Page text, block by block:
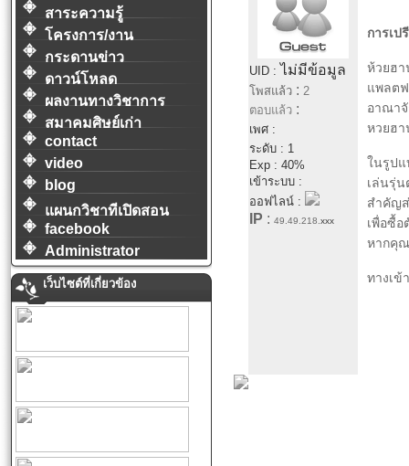
สาระความรู้
โครงการ/งาน
กระดานข่าว
ดาวน์โหลด
ผลงานทางวิชาการ
สมาคมศิษย์เก่า
contact
video
blog
แผนกวิชาทีเปิดสอน
facebook
Administrator
เว็บไซต์ที่เกี่ยวข้อง
UID : ไม่มีข้อมูล
โพสแล้ว : 2
ตอบแล้ว :
เพศ :
ระดับ : 1
Exp : 40%
เข้าระบบ :
ออฟไลน์ :
IP : 49.49.218. xxx
การเป
ห้วยฮา
แพลต
อาณาจั
หวยฮา
ในรูปแ
เล่นรุ่
สำคัญ
เพื่อซื้อ
หากคุณ
ทางเข้